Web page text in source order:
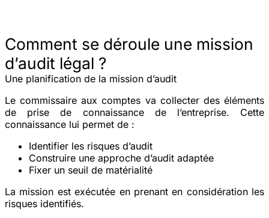
Comment se déroule une mission
d’audit légal ?
Une planification de la mission d’audit
Le commissaire aux comptes va collecter des éléments
de prise de connaissance de l’entreprise. Cette
connaissance lui permet de :
Identifier les risques d’audit
Construire une approche d’audit adaptée
Fixer un seuil de matérialité
La mission est exécutée en prenant en considération les
risques identifiés.